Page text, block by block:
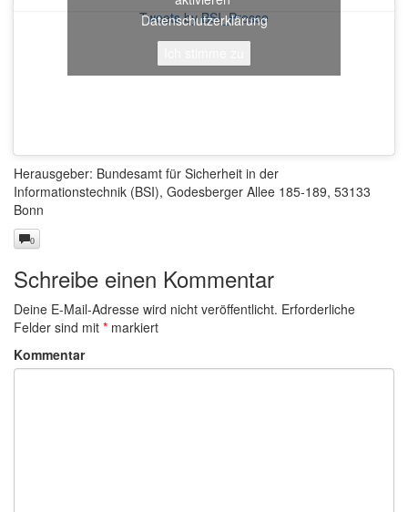
Tweets by BSI_Presse
Datenschutzerklärung
Herausgeber: Bundesamt für Sicherheit in der
Informationstechnik (BSI), Godesberger Allee 185-189, 53133
Bonn
0
Schreibe einen Kommentar
Deine E-Mail-Adresse wird nicht veröffentlicht. Erforderliche
Felder sind mit * markiert
Kommentar